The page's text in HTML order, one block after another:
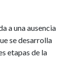
a una ausencia
se desarrolla
etapas de la